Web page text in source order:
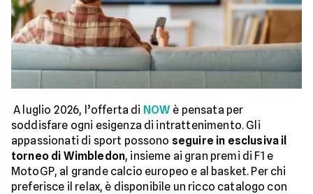
A luglio 2026, l’offerta di NOW è pensata per
soddisfare ogni esigenza di intrattenimento. Gli
appassionati di sport possono seguire in esclusiva il
torneo di Wimbledon, insieme ai gran premi di F1 e
MotoGP, al grande calcio europeo e al basket. Per chi
preferisce il relax, è disponibile un ricco catalogo con